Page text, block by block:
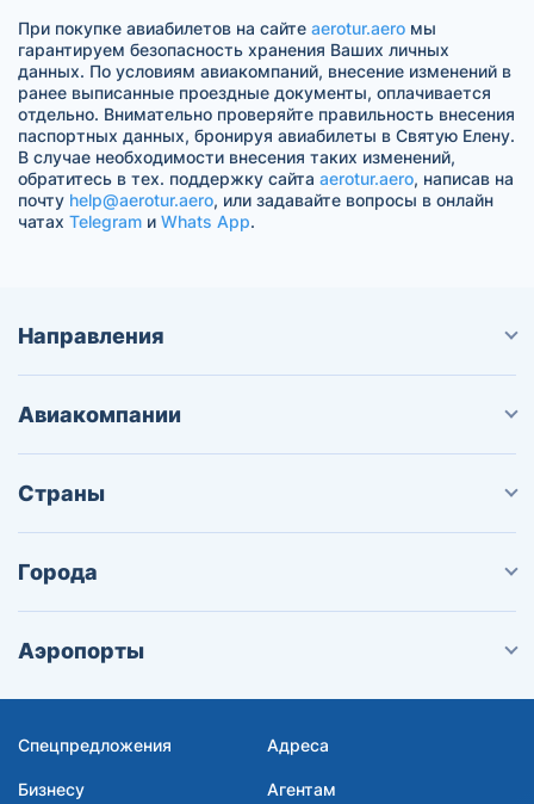
При покупке авиабилетов на сайте aerotur.aero мы
гарантируем безопасность хранения Ваших личных
данных. По условиям авиакомпаний, внесение изменений в
ранее выписанные проездные документы, оплачивается
отдельно. Внимательно проверяйте правильность внесения
паспортных данных, бронируя авиабилеты в Святую Елену.
В случае необходимости внесения таких изменений,
обратитесь в тех. поддержку сайта aerotur.aero, написав на
почту help@aerotur.aero, или задавайте вопросы в онлайн
чатах Telegram и Whats App.
Направления
Авиакомпании
Страны
Города
Аэропорты
Спецпредложения Адреса
Бизнесу Агентам